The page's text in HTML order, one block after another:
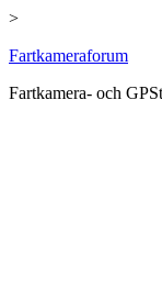
>
Hoppa
innehåll
Fartkameraforum
Fartkamera- och